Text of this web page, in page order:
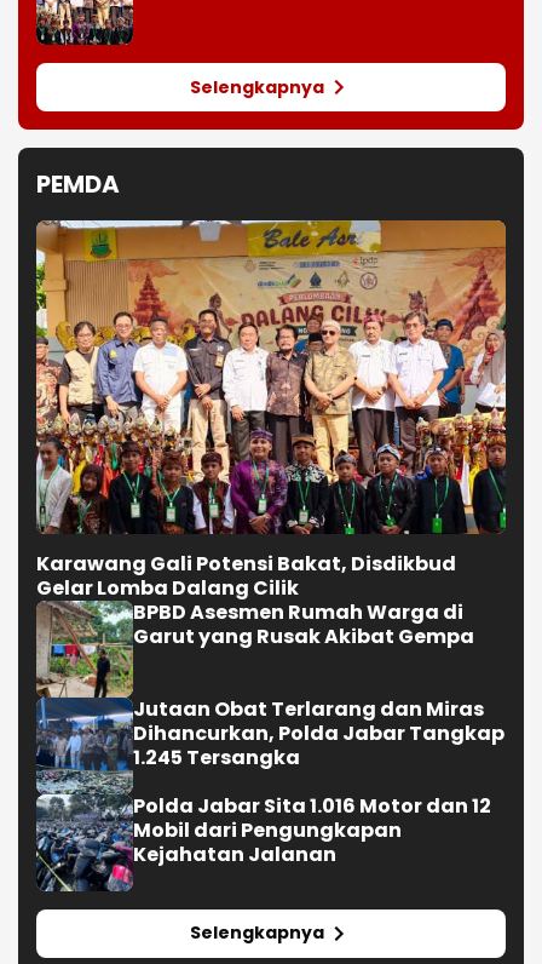
Selengkapnya
PEMDA
Karawang Gali Potensi Bakat, Disdikbud
Gelar Lomba Dalang Cilik
BPBD Asesmen Rumah Warga di
Garut yang Rusak Akibat Gempa
Jutaan Obat Terlarang dan Miras
Dihancurkan, Polda Jabar Tangkap
1.245 Tersangka
Polda Jabar Sita 1.016 Motor dan 12
Mobil dari Pengungkapan
Kejahatan Jalanan
Selengkapnya